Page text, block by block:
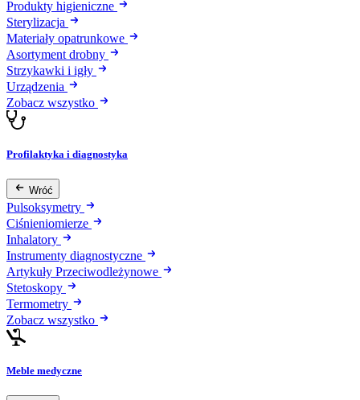
Produkty higieniczne
Sterylizacja
Materiały opatrunkowe
Asortyment drobny
Strzykawki i igły
Urządzenia
Zobacz wszystko
Profilaktyka i diagnostyka
Wróć
Pulsoksymetry
Ciśnieniomierze
Inhalatory
Instrumenty diagnostyczne
Artykuły Przeciwodleżynowe
Stetoskopy
Termometry
Zobacz wszystko
Meble medyczne